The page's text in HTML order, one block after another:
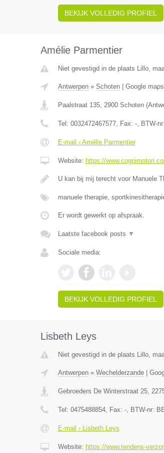
BEKIJK VOLLEDIG PROFIEL
Amélie Parmentier
Niet gevestigd in de plaats Lillo,
Antwerpen» Schoten| Google maps
Paalstraat 135, 2900 Schoten(
Tel: 0032472467577, Fax: -, BTW-nr:
E-mail › Amélie Parmentier
Website: https://
U kan bij mij terecht voor Manuele
manuele therapie,
Er wordt gewerkt op afspraak.
Laatste facebook posts ▼
Sociale media:
BEKIJK VOLLEDIG PROFIEL
Lisbeth Leys
Niet gevestigd in de plaats Lillo,
Antwerpen» Wechelderzande|
Gebroeders De Winterstraat 25,
Tel: 0475488854, Fax: -, BTW-nr:
E-mail › Lisbeth Leys
Website: https://www.tendens-